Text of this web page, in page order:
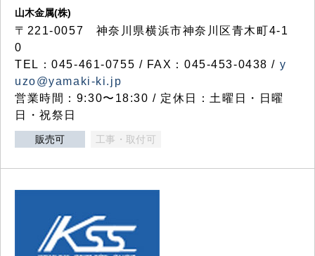
山木金属(株)
〒221-0057 神奈川県横浜市神奈川区青木町4-1
0
TEL：045-461-0755 / FAX：045-453-0438 / y
uzo@yamaki-ki.jp
営業時間：9:30〜18:30 / 定休日：土曜日・日曜
日・祝祭日
販売可 工事・取付可